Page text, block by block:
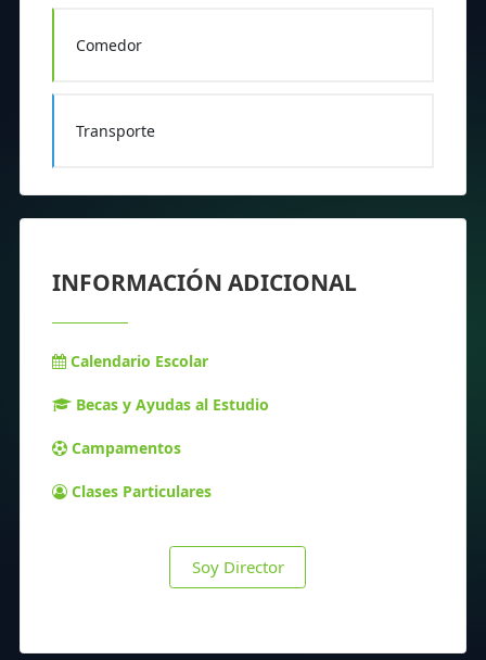
Comedor
Transporte
INFORMACIÓN ADICIONAL
Calendario Escolar
Becas y Ayudas al Estudio
Campamentos
Clases Particulares
Soy Director